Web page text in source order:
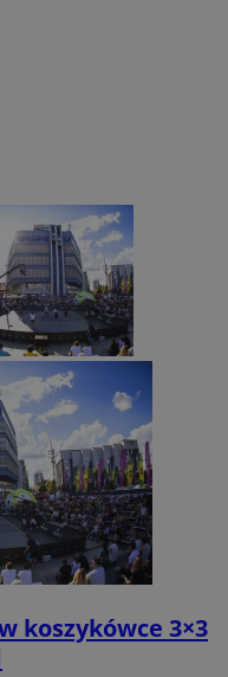
koszykówce 3×3